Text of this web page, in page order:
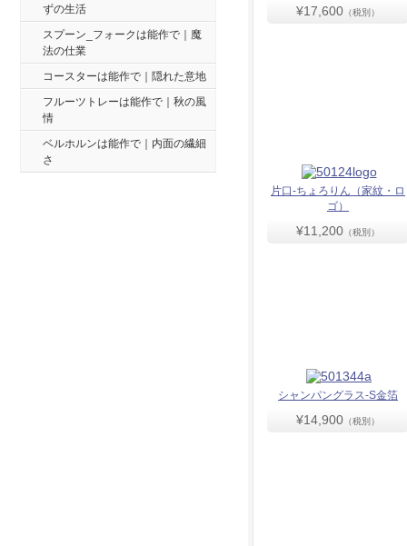
¥17,600 （税別）
片口-ちょろりん（家紋・ロ
ゴ）
¥11,200 （税別）
シャンパングラス-S金箔
¥14,900 （税別）
ずの生活
スプーン_フォークは能作で｜魔
法の仕業
コースターは能作で｜隠れた意地
フルーツトレーは能作で｜秋の風
情
ベルホルンは能作で｜内面の繊細
さ